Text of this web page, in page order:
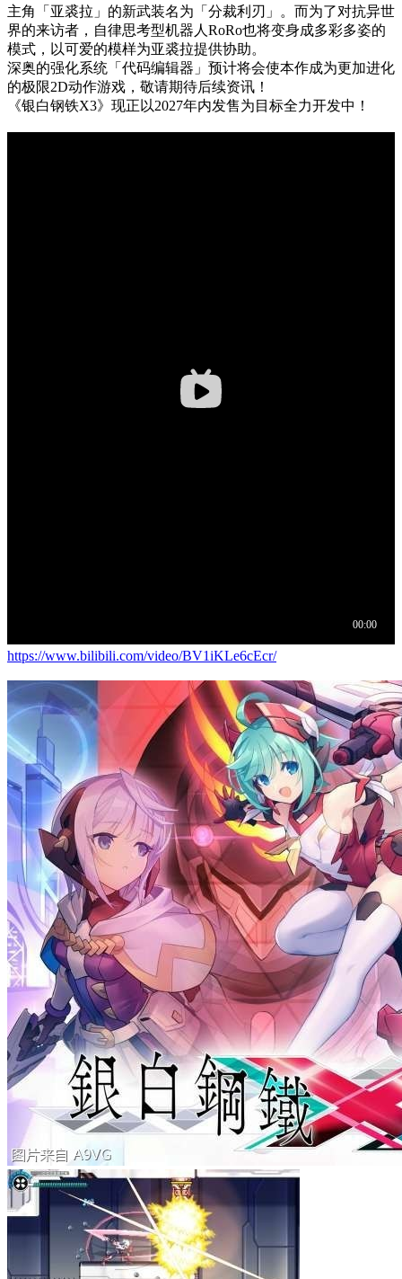
主角「亚裘拉」的新武装名为「分裁利刃」。而为了对抗异世
界的来访者，自律思考型机器人RoRo也将变身成多彩多姿的
模式，以可爱的模样为亚裘拉提供协助。
深奥的强化系统「代码编辑器」预计将会使本作成为更加进化
的极限2D动作游戏，敬请期待后续资讯！
《银白钢铁X3》现正以2027年内发售为目标全力开发中！
https://www.bilibili.com/video/BV1iKLe6cEcr/